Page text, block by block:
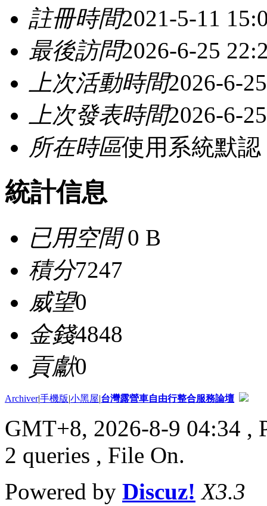
註冊時間2021-5-11
最後訪問2026-6-25
上次活動時間2026-6-
上次發表時間2026-6-
所在時區使用系統默認
統計信息
已用空間0 B
積分7247
威望0
金錢4848
貢獻0
Archiver|手機版|小黑屋|台灣露營車自由行整合服務論壇
GMT+8, 2026-8-9 04:34 ,
2 queries , File On.
Powered by Discuz! X3.3